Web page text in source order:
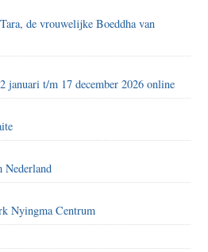
de vrouwelijke Boeddha van
januari t/m 17 december 2026 online
Nederland
Nyingma Centrum